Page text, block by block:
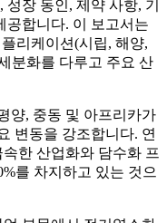
장 동인, 제약 사항, 기
공합니다. 이 보고서는
리케이션(시립, 해양,
분화를 다루고 주요 산
양, 중동 및 아프리카가
변동을 강조합니다. 연
한 산업화와 담수화 프
를 차지하고 있는 것으